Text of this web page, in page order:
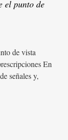
el punto de
de vista
En
señales y,